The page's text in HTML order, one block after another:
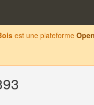
est une plateforme